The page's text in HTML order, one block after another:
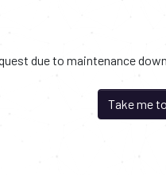
due to maintenance
Take me